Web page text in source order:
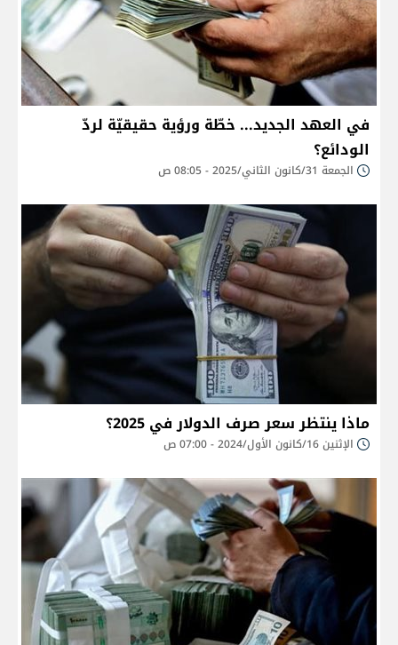
في العهد الجديد... خطّة ورؤية حقيقيّة لردّ
الودائع؟
الجمعة 31/كانون الثاني/2025 - 08:05 ص
ماذا ينتظر سعر صرف الدولار في 2025؟
الإثنين 16/كانون الأول/2024 - 07:00 ص